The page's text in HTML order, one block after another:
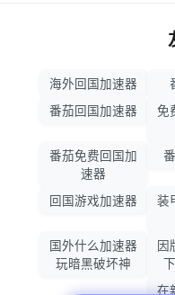
海外回国加速器
番茄回国加速器
免
番茄免费回国加
速器
回国游戏加速器
装
国外什么加速器
玩暗黑破坏神
因
在